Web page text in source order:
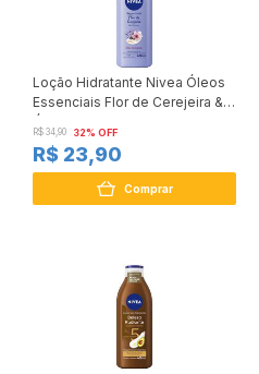
Loção Hidratante Nivea Óleos
Essenciais Flor de Cerejeira &
R$ 34,90 32% OFF
R$ 23,90
Comprar